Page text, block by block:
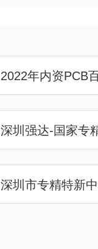
2022年内资PCB
深圳市专精特新